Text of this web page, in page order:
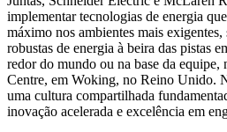
implementar tecnologias de energia
máximo nos ambientes mais
robustas de energia à beira das pistas
redor do mundo ou na base da
Centre, em Woking, no Reino Unido.
uma cultura compartilhada
inovação acelerada e excelência em